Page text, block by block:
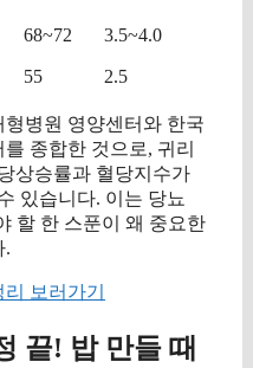
68~72 3.5~4.0
55 2.5
형병원 영양센터와 한국
종합한 것으로, 귀리
상승률과 혈당지수가
있습니다. 이는 당뇨
할 한 스푼이 왜 중요한
.
보러가기
끝! 밥 만들 때